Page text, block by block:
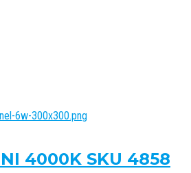
4000K SKU 4858